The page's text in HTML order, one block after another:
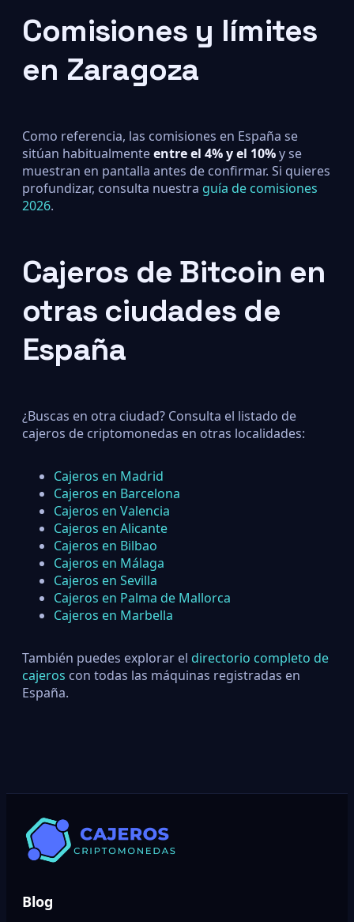
Comisiones y límites
en Zaragoza
Como referencia, las comisiones en España se
sitúan habitualmenteentre el 4% y el 10%y se
muestran en pantalla antes de confirmar. Si quieres
profundizar, consulta nuestra guía de comisiones
2026.
Cajeros de Bitcoin en
otras ciudades de
España
¿Buscas en otra ciudad? Consulta el listado de
cajeros de criptomonedas en otras localidades:
Cajeros en Madrid
Cajeros en Barcelona
Cajeros en Valencia
Cajeros en Alicante
Cajeros en Bilbao
Cajeros en Málaga
Cajeros en Sevilla
Cajeros en Palma de Mallorca
Cajeros en Marbella
También puedes explorar el directorio completo de
cajeros con todas las máquinas registradas en
España.
Blog